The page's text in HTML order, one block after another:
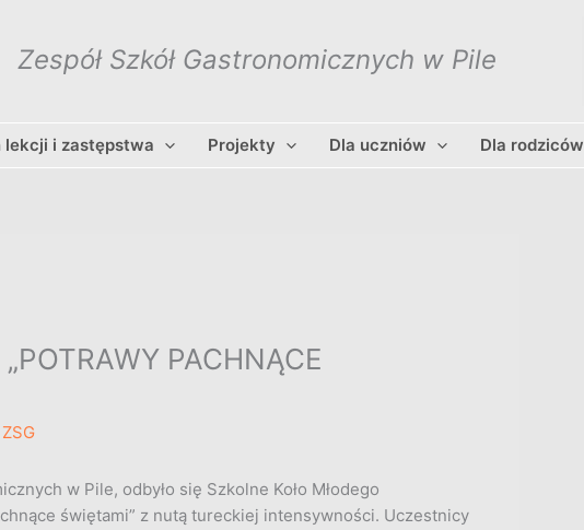
Zespół Szkół Gastronomicznych w Pile
lekcji i zastępstwa Projekty Dla uczniów Dla rodziców
PACHNĄCE
w Pile, odbyło się Szkolne Koło Młodego
świętami” z nutą tureckiej intensywności. Uczestnicy